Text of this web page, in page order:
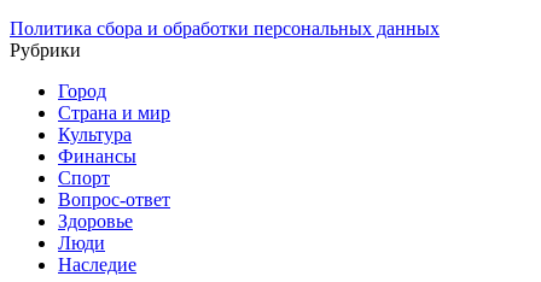
Политика сбора и обработки персональных данных
Рубрики
Город
Страна и мир
Культура
Финансы
Спорт
Вопрос-ответ
Здоровье
Люди
Наследие